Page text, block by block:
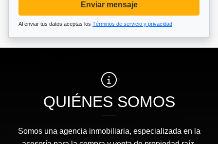
Enviar mensaje
Al enviar tus datos aceptas los Términos de servicio y privacidad
QUIÉNES SOMOS
Somos una agencia inmobiliaria, especializada en la